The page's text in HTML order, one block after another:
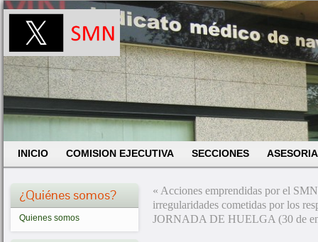
INICIO COMISION EJECUTIVA SECCIONES
¿Quiénes somos?
Quienes somos
« Acciones emprendidas por el
irregularidades cometidas por los
JORNADA DE HUELGA (30 de